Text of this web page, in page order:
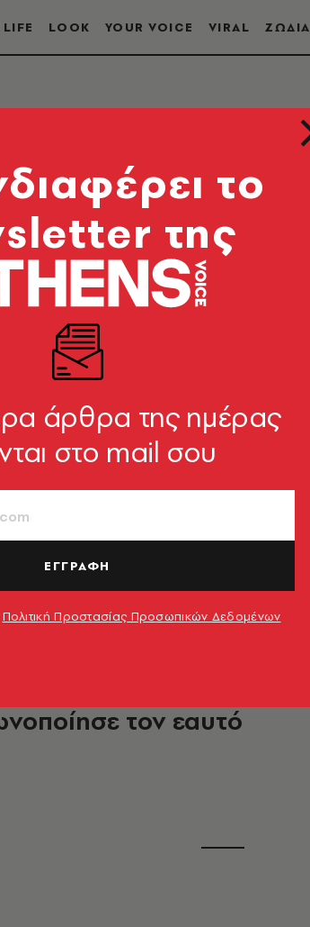
LIFE LOOK YOUR VOICE VIRAL ΖΩΔΙΑ
χάκερ για
δεδομένων και
τραγουδιών
οι χάκερ, οι οποίοι
«John Doe»
Τζόνσον
τον εαυτό
το
της
άρθρα της ημέρας
στο mail σου
ΕΓΓΡΑΦΗ
Πολιτική Προστασίας Προσωπικών Δεδομένων